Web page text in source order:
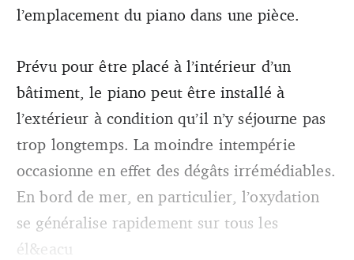
l’emplacement du piano dans une pièce.
Prévu pour être placé à l’intérieur d’un
bâtiment, le piano peut être installé à
l’extérieur à condition qu’il n’y séjourne pas
trop longtemps. La moindre intempérie
occasionne en effet des dégâts irrémédiables.
En bord de mer, en particulier, l’oxydation
se généralise rapidement sur tous les
él&eacu